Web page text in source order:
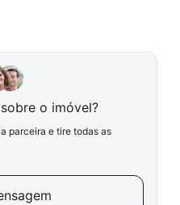
o imóvel?
parceira e tire todas as